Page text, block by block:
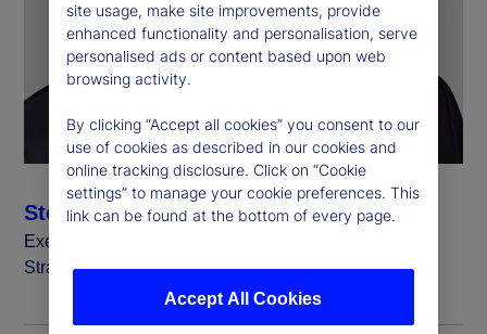
Stefan Gmür
Executive Vice President, Global Head of Sales,
Strategic Growth and Global Credit Finance
site usage, make site improvements, provide
enhanced functionality and personalisation, serve
personalised ads or content based upon web
browsing activity.
By clicking “Accept all cookies” you consent to our
use of cookies as described in our cookies and
online tracking disclosure. Click on “Cookie
settings” to manage your cookie preferences. This
link can be found at the bottom of every page.
Accept All Cookies